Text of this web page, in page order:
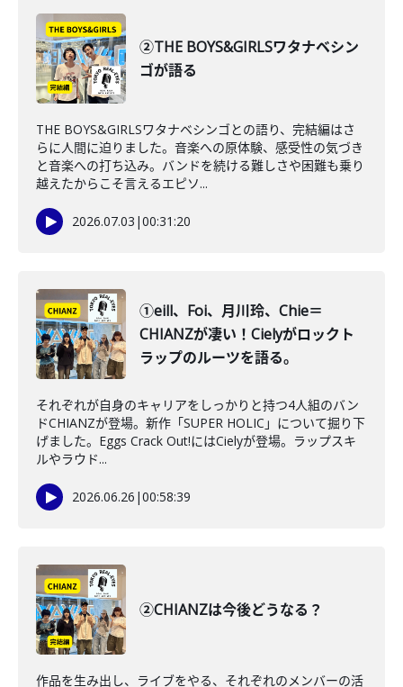
②THE BOYS&GIRLSワタナベシン
ゴが語る
THE BOYS&GIRLSワタナベシンゴとの語り、完結編はさ
らに人間に迫りました。音楽への原体験、感受性の気づき
と音楽への打ち込み。バンドを続ける難しさや困難も乗り
越えたからこそ言えるエピソ...
2026.07.03 |00:31:20
①eill、Foi、月川玲、Chie＝
CHIANZが凄い！Cielyがロックト
ラップのルーツを語る。
それぞれが自身のキャリアをしっかりと持つ4人組のバン
ドCHIANZが登場。新作「SUPER HOLIC」について掘り下
げました。Eggs Crack Out!にはCielyが登場。ラップスキ
ルやラウド...
2026.06.26 |00:58:39
②CHIANZは今後どうなる？
作品を生み出し、ライブをやる、それぞれのメンバーの活